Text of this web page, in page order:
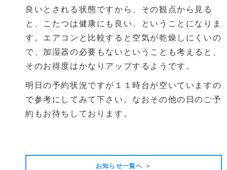
良いとされる状態ですから、その観点から見る
と、こたつは健康にも良い、ということになりま
す。エアコンと比較すると空気が乾燥しにくいの
で、加湿器の必要もないということも考えると、
そのお得度はかなりアップするようです。
明日の予約状況ですが１１時台が空いていますの
で参考にしてみて下さい。なおその他の日のご予
約もお待ちしております。
お知らせ一覧へ ＞